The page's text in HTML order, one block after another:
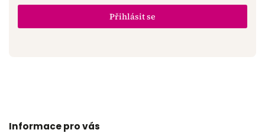
Přihlásit se
Informace pro vás